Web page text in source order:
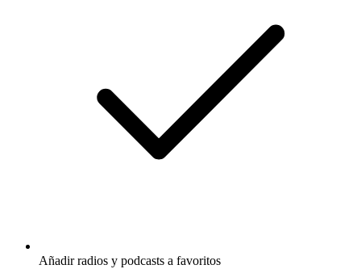
Añadir radios y podcasts a favoritos